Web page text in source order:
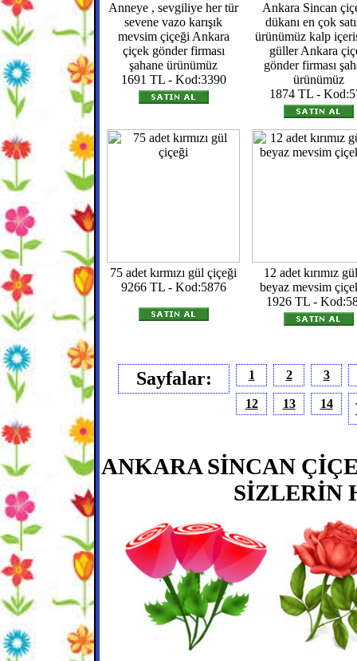
Anneye , sevgiliye her tür
sevene vazo karışık
mevsim çiçeği Ankara
çiçek gönder firması
şahane ürünümüz
1691 TL - Kod:3390
Ankara Sincan
dükanı en çok
ürünümüz kalp
güller Ankara
gönder firması
ürünümüz
1874 TL -
75 adet kırmızı gül çiçeği
9266 TL - Kod:5876
12 adet kırımız
beyaz mevsim
1926 TL -
Sayfalar: 1 2 3
12 13 14
ANKARA SİNCAN
SİZLERİN